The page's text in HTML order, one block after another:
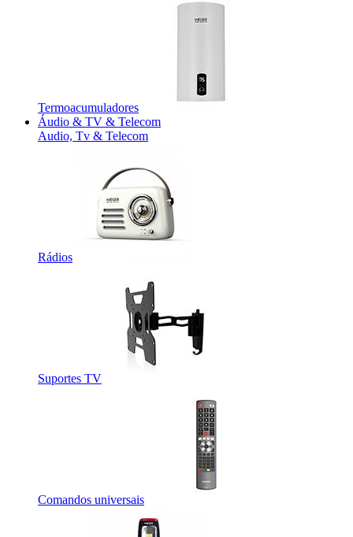
Termoacumuladores
Áudio & TV & Telecom
Audio, Tv & Telecom
Rádios
Suportes TV
Comandos universais